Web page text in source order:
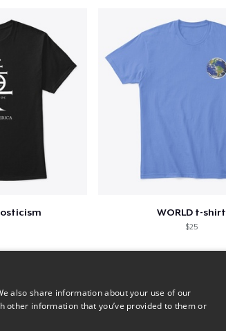
WORLD t-shirt
$25
also share information about your use of our
information that you’ve provided to them or